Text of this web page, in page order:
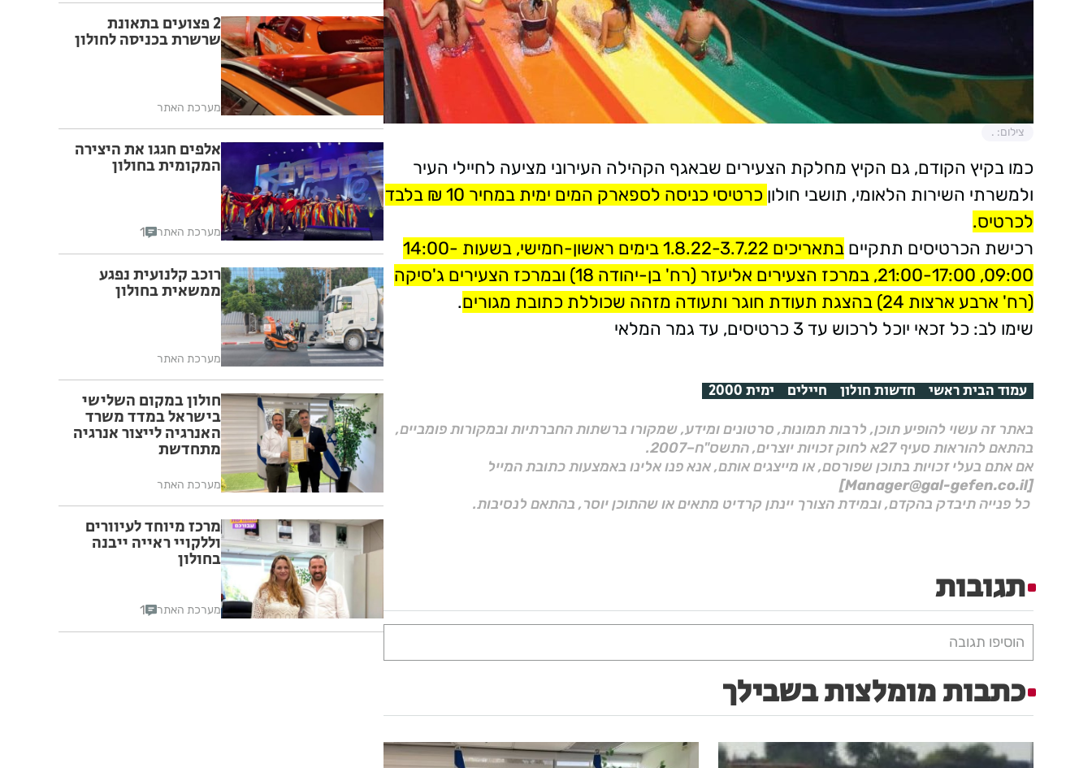
צילום: .
כמו בקיץ הקודם, גם הקיץ מחלקת הצעירים שבאגף הקהילה העירוני מציעה לחיילי העיר
ולמשרתי השירות הלאומי, תושבי חולון
כרטיסי כניסה לספארק המים ימית במחיר 10 ₪ בלבד
לכרטיס.
רכישת הכרטיסים תתקיים
בתאריכים 1.8.22-3.7.22 בימים ראשון-חמישי, בשעות 14:00-
09:00, 21:00-17:00, במרכז הצעירים אליעזר (רח' בן-יהודה 18) ובמרכז הצעירים ג'סיקה
(רח' ארבע ארצות 24) בהצגת תעודת חוגר ותעודה מזהה שכוללת כתובת מגורים
.
שימו לב: כל זכאי יוכל לרכוש עד 3 כרטיסים, עד גמר המלאי
עמוד הבית ראשי חדשות חולון חיילים ימית 2000
באתר זה עשוי להופיע תוכן, לרבות תמונות, סרטונים ומידע, שמקורו ברשתות החברתיות ובמקורות פומביים,
בהתאם להוראות סעיף 27א לחוק זכויות יוצרים, התשס"ח–2007.
אם אתם בעלי זכויות בתוכן שפורסם, או מייצגים אותם, אנא פנו אלינו באמצעות כתובת המייל
[Manager@gal-gefen.co.il]
כל פנייה תיבדק בהקדם, ובמידת הצורך יינתן קרדיט מתאים או שהתוכן יוסר, בהתאם לנסיבות.
תגובות
הוסיפו תגובה
כתבות מומלצות בשבילך
2 פצועים בתאונת
שרשרת בכניסה לחולון
מערכת האתר
אלפים חגגו את היצירה
המקומית בחולון
מערכת האתר 1
רוכב קלנועית נפגע
ממשאית בחולון
מערכת האתר
חולון במקום השלישי
בישראל במדד משרד
האנרגיה לייצור אנרגיה
מתחדשת
מערכת האתר
מרכז מיוחד לעיוורים
וללקויי ראייה ייבנה
בחולון
מערכת האתר 1